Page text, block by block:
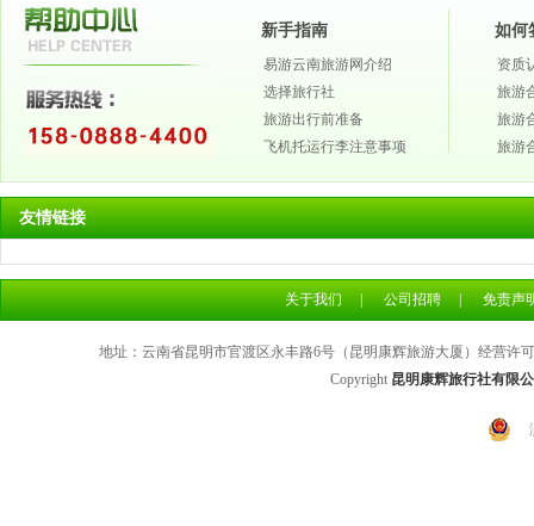
新手指南
易游云南旅游网介绍
选择旅行社
旅游出行前准备
飞机托运行李注意事项
如何
资质
旅游
旅游
旅游
友情链接
关于我们 公司招聘 免责声
地址：云南省昆明市官渡区永丰路6号（昆明康辉旅游大厦）经营许
Copyright 昆明康辉旅行社有限